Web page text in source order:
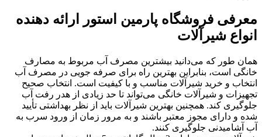
معرفی فروشگاه پارمین استور ارائه دهنده
انواع شیرآلات
همان طور که می‌دانید بیشترین مصرف آب مربوط به مصارف
خانگی است، بنابراین بهترین راه برای صرفه جویی در مصرف آب
انتخاب و خرید شیرآلات مناسب و با کیفیت است. انتخاب صحیح
تجهیزات و شیرآلات خانگی می‌تواند تا حد زیادی از هدر رفت آب
جلوگیری کند. همچنین بهترین شیرآلات باید از نظر بهداشتی تأیید
شده و دارای مجوز معتبر باشند و به مرور زمان از ورود سرب به
آب آشامیدنی جلوگیری کنند.